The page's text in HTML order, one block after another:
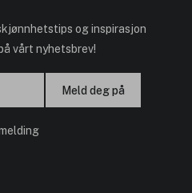
og inspirasjon
vårt nyhetsbrev!
Meld deg på